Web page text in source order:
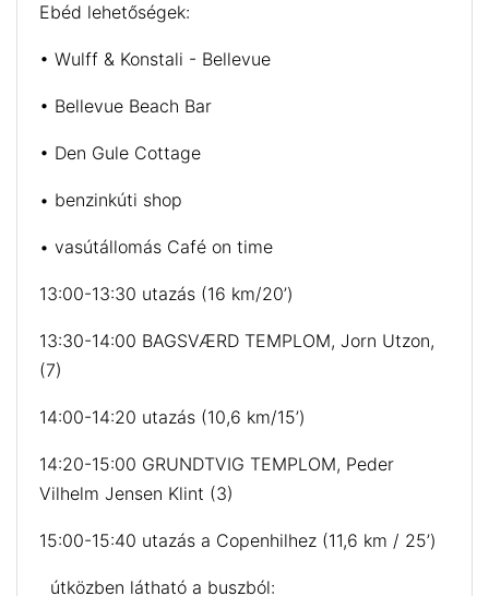
Ebéd lehetőségek:
• Wulff & Konstali - Bellevue
• Bellevue Beach Bar
• Den Gule Cottage
• benzinkúti shop
• vasútállomás Café on time
13:00-13:30 utazás (16 km/20’)
13:30-14:00 BAGSVÆRD TEMPLOM, Jorn Utzon,
(7)
14:00-14:20 utazás (10,6 km/15’)
14:20-15:00 GRUNDTVIG TEMPLOM, Peder
Vilhelm Jensen Klint (3)
15:00-15:40 utazás a Copenhilhez (11,6 km / 25’)
útközben látható a buszból: